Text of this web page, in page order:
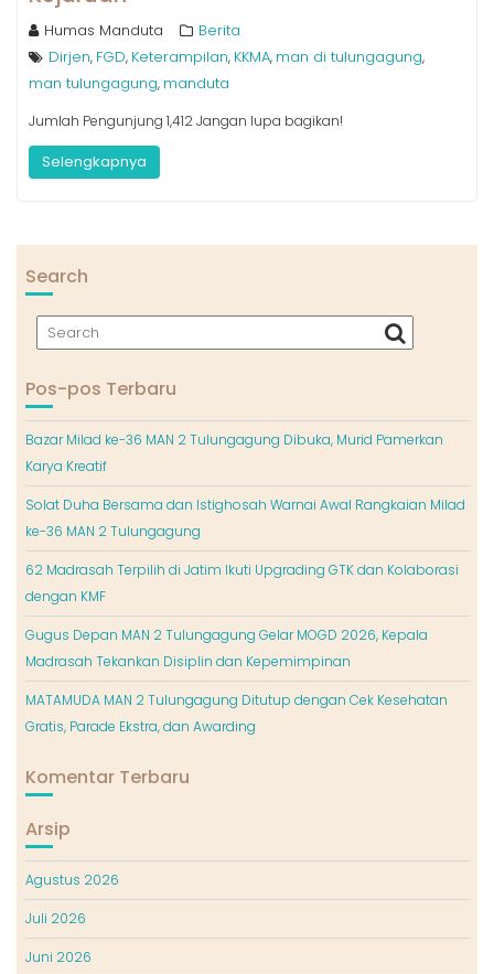
Humas Manduta
Berita
Dirjen, FGD, Keterampilan, KKMA, man di tulungagung,
man tulungagung, manduta
Jumlah Pengunjung 1,412 Jangan lupa bagikan!
Selengkapnya
Search
Pos-pos Terbaru
Bazar Milad ke-36 MAN 2 Tulungagung Dibuka, Murid Pamerkan
Karya Kreatif
Solat Duha Bersama dan Istighosah Warnai Awal Rangkaian Milad
ke-36 MAN 2 Tulungagung
62 Madrasah Terpilih di Jatim Ikuti Upgrading GTK dan Kolaborasi
dengan KMF
Gugus Depan MAN 2 Tulungagung Gelar MOGD 2026, Kepala
Madrasah Tekankan Disiplin dan Kepemimpinan
MATAMUDA MAN 2 Tulungagung Ditutup dengan Cek Kesehatan
Gratis, Parade Ekstra, dan Awarding
Komentar Terbaru
Arsip
Agustus 2026
Juli 2026
Juni 2026